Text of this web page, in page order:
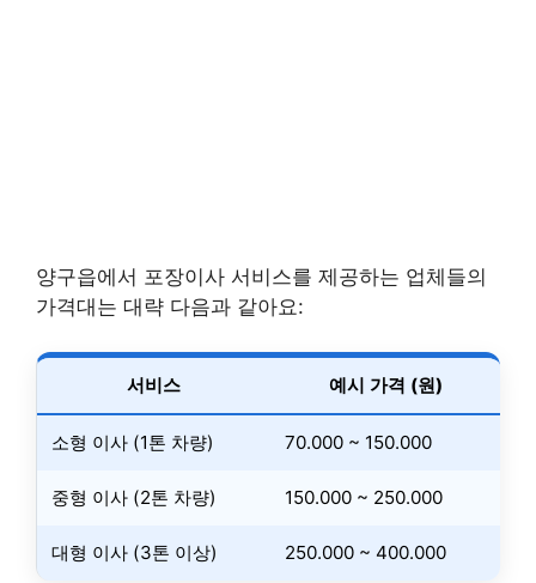
양구읍에서 포장이사 서비스를 제공하는 업체들의
가격대는 대략 다음과 같아요:
서비스 예시 가격 (원)
소형 이사 (1톤 차량) 70.000 ~ 150.000
중형 이사 (2톤 차량) 150.000 ~ 250.000
대형 이사 (3톤 이상) 250.000 ~ 400.000